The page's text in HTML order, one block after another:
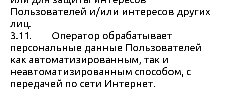
Пользователей и/или интересов других
лиц.
3.11. Оператор обрабатывает
персональные данные Пользователей
как автоматизированным, так и
неавтоматизированным способом, с
передачей по сети Интернет.